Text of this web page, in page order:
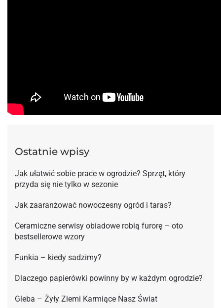
Ostatnie wpisy
Jak ułatwić sobie prace w ogrodzie? Sprzęt, który
przyda się nie tylko w sezonie
Jak zaaranżować nowoczesny ogród i taras?
Ceramiczne serwisy obiadowe robią furorę – oto
bestsellerowe wzory
Funkia – kiedy sadzimy?
Dlaczego papierówki powinny by w każdym ogrodzie?
Gleba – Żyły Ziemi Karmiące Nasz Świat